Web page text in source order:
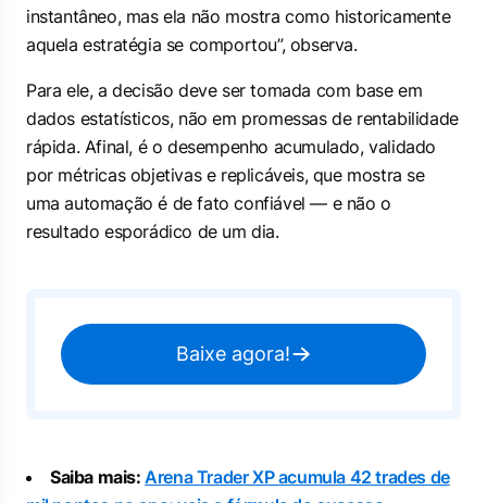
instantâneo, mas ela não mostra como historicamente
aquela estratégia se comportou”, observa.
Para ele, a decisão deve ser tomada com base em
dados estatísticos, não em promessas de rentabilidade
rápida. Afinal, é o desempenho acumulado, validado
por métricas objetivas e replicáveis, que mostra se
uma automação é de fato confiável — e não o
resultado esporádico de um dia.
Baixe agora!
Saiba mais:Arena Trader XP acumula 42 trades de